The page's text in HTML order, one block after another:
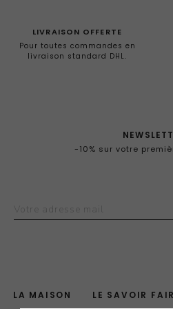
LIVRAISON OFFERTE
Pour toutes commandes en
livraison standard DHL.
-10% sur votre
LA MAISON LE SAVOIR